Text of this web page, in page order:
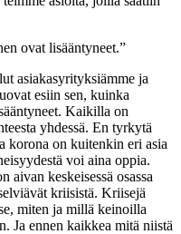
ovat lisääntyneet.”
asiakasyrityksiämme ja
esiin sen, kuinka
Kaikilla on
yhdessä. En tyrkytä
korona on kuitenkin eri asia
voi aina oppia.
aivan keskeisessä osassa
kriisistä. Kriisejä
miten ja millä keinoilla
Ja ennen kaikkea mitä niistä